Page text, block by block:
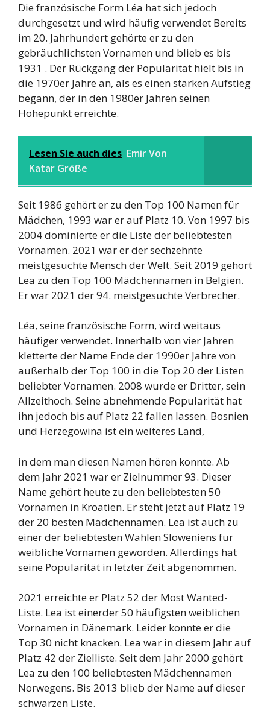
Die französische Form Léa hat sich jedoch
durchgesetzt und wird häufig verwendet Bereits
im 20. Jahrhundert gehörte er zu den
gebräuchlichsten Vornamen und blieb es bis
1931 . Der Rückgang der Popularität hielt bis in
die 1970er Jahre an, als es einen starken Aufstieg
begann, der in den 1980er Jahren seinen
Höhepunkt erreichte.
Lesen Sie auch dies Emir Von
Katar Größe
Seit 1986 gehört er zu den Top 100 Namen für
Mädchen, 1993 war er auf Platz 10. Von 1997 bis
2004 dominierte er die Liste der beliebtesten
Vornamen. 2021 war er der sechzehnte
meistgesuchte Mensch der Welt. Seit 2019 gehört
Lea zu den Top 100 Mädchennamen in Belgien.
Er war 2021 der 94. meistgesuchte Verbrecher.
Léa, seine französische Form, wird weitaus
häufiger verwendet. Innerhalb von vier Jahren
kletterte der Name Ende der 1990er Jahre von
außerhalb der Top 100 in die Top 20 der Listen
beliebter Vornamen. 2008 wurde er Dritter, sein
Allzeithoch. Seine abnehmende Popularität hat
ihn jedoch bis auf Platz 22 fallen lassen. Bosnien
und Herzegowina ist ein weiteres Land,
in dem man diesen Namen hören konnte. Ab
dem Jahr 2021 war er Zielnummer 93. Dieser
Name gehört heute zu den beliebtesten 50
Vornamen in Kroatien. Er steht jetzt auf Platz 19
der 20 besten Mädchennamen. Lea ist auch zu
einer der beliebtesten Wahlen Sloweniens für
weibliche Vornamen geworden. Allerdings hat
seine Popularität in letzter Zeit abgenommen.
2021 erreichte er Platz 52 der Most Wanted-
Liste. Lea ist einerder 50 häufigsten weiblichen
Vornamen in Dänemark. Leider konnte er die
Top 30 nicht knacken. Lea war in diesem Jahr auf
Platz 42 der Zielliste. Seit dem Jahr 2000 gehört
Lea zu den 100 beliebtesten Mädchennamen
Norwegens. Bis 2013 blieb der Name auf dieser
schwarzen Liste.